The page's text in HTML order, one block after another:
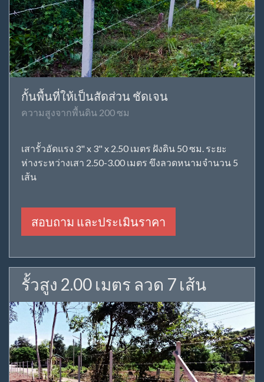
กั้นพื้นที่ให้เป็นสัดส่วน ชัดเจน
ความสูงจากพื้นดิน 200 ซม
เสารั้วอัดแรง 3" x 3" x 2.50 เมตร ฝังดิน 50 ซม. ระยะ
ห่างระหว่างเสา 2.50-3.00 เมตร ขึงลวดหนามจำนวน 5
เส้น
สอบถาม และประเมินราคา
รั้วสูง 2.00 เมตร ลวด 7 เส้น